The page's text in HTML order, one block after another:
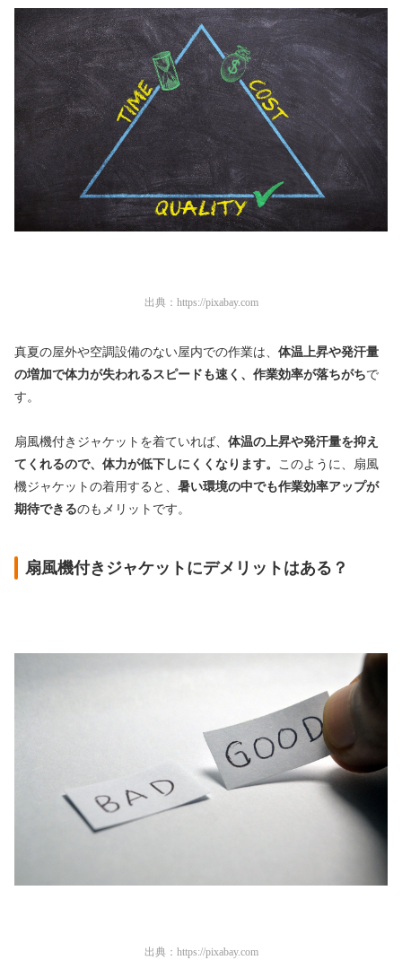
出典： https://pixabay.com
真夏の屋外や空調設備のない屋内での作業は、 体温上昇や発汗量
の増加で体力が失われるスピードも速く、作業効率が落ちがちで
す。
扇風機付きジャケットを着ていれば、 体温の上昇や発汗量を抑え
てくれるので、体力が低下しにくくなります。
このように、扇風
機ジャケットの着用すると、 暑い環境の中でも作業効率アップが
期待できるのもメリットです。
扇風機付きジャケットにデメリットはある？
出典： https://pixabay.com